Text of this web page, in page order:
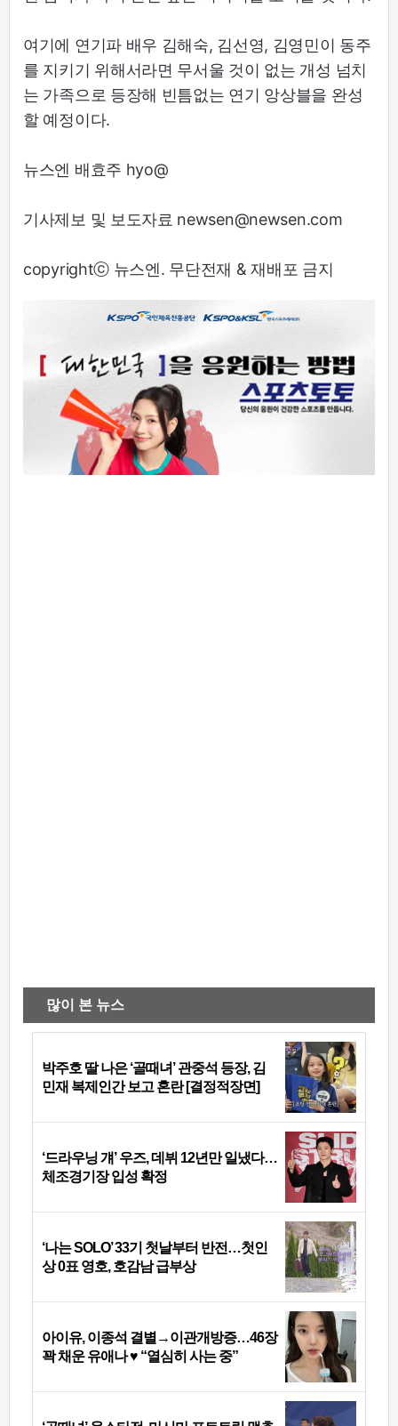
여기에 연기파 배우 김해숙, 김선영, 김영민이 동주
를 지키기 위해서라면 무서울 것이 없는 개성 넘치
는 가족으로 등장해 빈틈없는 연기 앙상블을 완성
할 예정이다.
뉴스엔 배효주 hyo@
기사제보 및 보도자료 newsen@newsen.com
copyrightⓒ 뉴스엔. 무단전재 & 재배포 금지
많이 본 뉴스
박주호 딸 나은 ‘골때녀’ 관중석 등장, 김
민재 복제인간 보고 혼란 [결정적장면]
‘드라우닝 걔’ 우즈, 데뷔 12년만 일냈다…
체조경기장 입성 확정
‘나는 SOLO’ 33기 첫날부터 반전…첫인
상 0표 영호, 호감남 급부상
아이유, 이종석 결별→이관개방증…46장
꽉 채운 유애나 ♥ “열심히 사는 중”